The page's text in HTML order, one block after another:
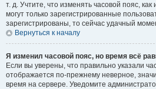
т. д. Учтите, что изменять часовой пояс,
могут только зарегистрированные
зарегистрированы, то сейчас удачный
Вернуться к началу
Я изменил часовой пояс, но время всё
Если вы уверены, что правильно указали
отображается по-прежнему неверное,
время на сервере. Уведомите